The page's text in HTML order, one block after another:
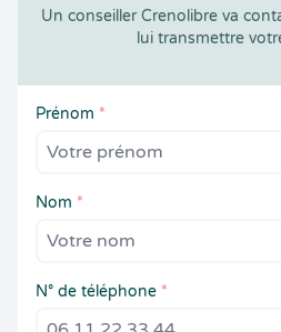
Un conseiller Crenolibre va
lui transmettre
Prénom *
Nom *
N° de téléphone *